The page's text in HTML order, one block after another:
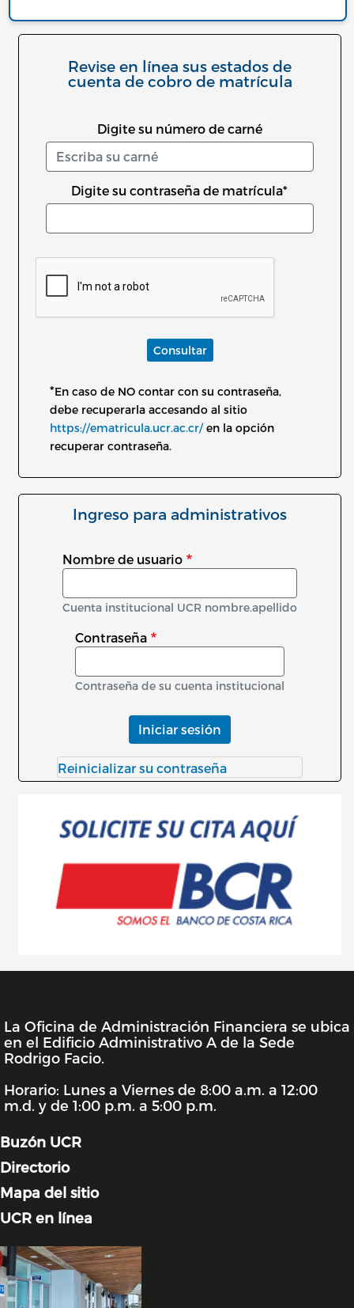
Revise en línea sus estados de
cuenta de cobro de matrícula
Digite su número de carné
Digite su contraseña de matrícula*
Consultar
*En caso de NO contar con su contraseña,
debe recuperarla accesando al sitio
https://ematricula.ucr.ac.cr/en la opción
recuperar contraseña.
Ingreso para administrativos
Nombre de usuario
Cuenta institucional UCR nombre.apellido
Contraseña
Contraseña de su cuenta institucional
Iniciar sesión
Reinicializar su contraseña
INFORMACIÓN DE LA UNIDAD
La Oficina de Administración Financiera se ubica
en el Edificio Administrativo A de la Sede
Rodrigo Facio.
Horario: Lunes a Viernes de 8:00 a.m. a 12:00
m.d. y de 1:00 p.m. a 5:00 p.m.
Buzón UCR
Directorio
Mapa del sitio
UCR en línea
Image